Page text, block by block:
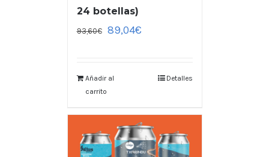
24 botellas)
93,60€ 89,04€
Añadir al
carrito
Detalles